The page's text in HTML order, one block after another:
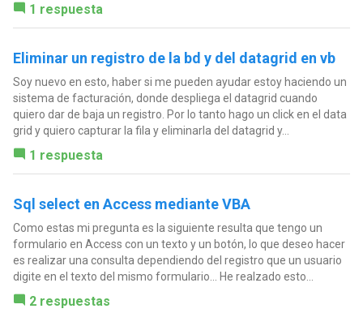
1 respuesta
Eliminar un registro de la bd y del datagrid en vb
Soy nuevo en esto, haber si me pueden ayudar estoy haciendo un
sistema de facturación, donde despliega el datagrid cuando
quiero dar de baja un registro. Por lo tanto hago un click en el data
grid y quiero capturar la fila y eliminarla del datagrid y...
1 respuesta
Sql select en Access mediante VBA
Como estas mi pregunta es la siguiente resulta que tengo un
formulario en Access con un texto y un botón, lo que deseo hacer
es realizar una consulta dependiendo del registro que un usuario
digite en el texto del mismo formulario... He realzado esto...
2 respuestas